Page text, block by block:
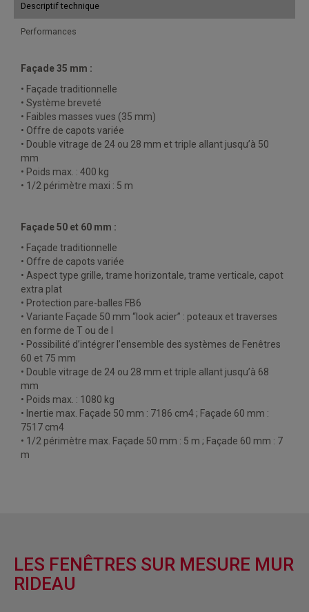
Descriptif technique
Performances
Façade 35 mm :
• Façade traditionnelle
• Système breveté
• Faibles masses vues (35 mm)
• Offre de capots variée
• Double vitrage de 24 ou 28 mm et triple allant jusqu’à 50
mm
• Poids max. : 400 kg
• 1/2 périmètre maxi : 5 m
Façade 50 et 60 mm :
• Façade traditionnelle
• Offre de capots variée
• Aspect type grille, trame horizontale, trame verticale, capot
extra plat
• Protection pare-balles FB6
• Variante Façade 50 mm “look acier” : poteaux et traverses
en forme de T ou de I
• Possibilité d’intégrer l’ensemble des systèmes de Fenêtres
60 et 75 mm
• Double vitrage de 24 ou 28 mm et triple allant jusqu’à 68
mm
• Poids max. : 1080 kg
• Inertie max. Façade 50 mm : 7186 cm4 ; Façade 60 mm :
7517 cm4
• 1/2 périmètre max. Façade 50 mm : 5 m ; Façade 60 mm : 7
m
LES FENÊTRES SUR MESURE MUR
RIDEAU